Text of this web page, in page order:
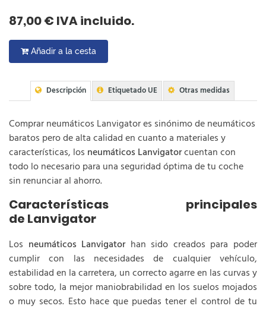
87,00 € IVA incluido.
Añadir a la cesta
Descripción Etiquetado UE Otras medidas
Comprar neumáticos Lanvigator es sinónimo de neumáticos
baratos pero de alta calidad en cuanto a materiales y
características, los neumáticos Lanvigatorcuentan con
todo lo necesario para una seguridad óptima de tu coche
sin renunciar al ahorro.
Características principales
de Lanvigator
Los neumáticos Lanvigator han sido creados para poder
cumplir con las necesidades de cualquier vehículo,
estabilidad en la carretera, un correcto agarre en las curvas y
sobre todo, la mejor maniobrabilidad en los suelos mojados
o muy secos. Esto hace que puedas tener el control de tu